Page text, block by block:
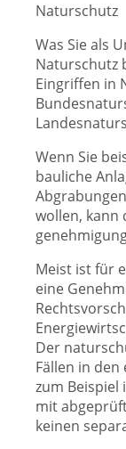
Naturschutz
Was Sie als
Naturschutz
Eingriffen in
Wenn Sie
bauliche
wollen, kann
Meist ist für
eine
Der
Fällen in
zum Beispiel
mit
keinen